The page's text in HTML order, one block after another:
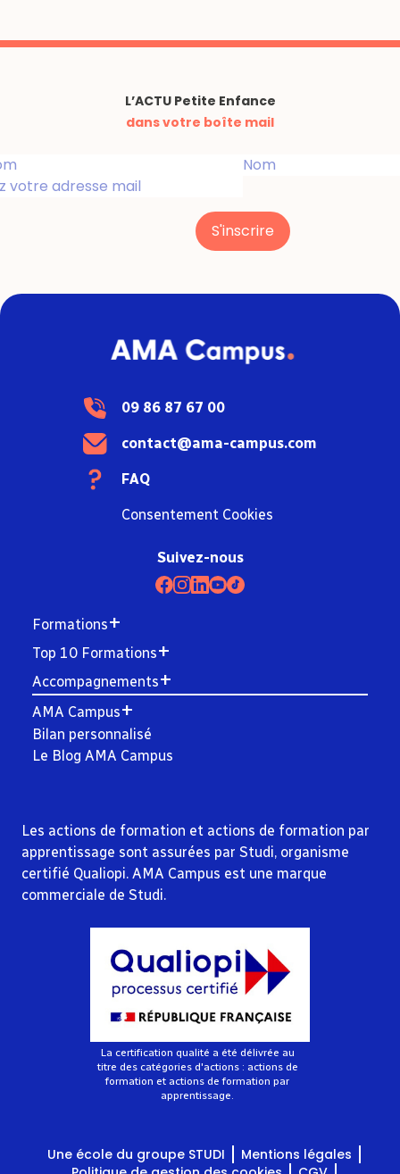
L’ACTU Petite Enfance
dans votre boîte mail
S'inscrire
09 86 87 67 00
contact@ama-campus.com
FAQ
Consentement Cookies
Suivez-nous
Formations
Top 10 Formations
Accompagnements
AMA Campus
Bilan personnalisé
Le Blog AMA Campus
Les actions de formation et actions de formation par
apprentissage sont assurées par Studi, organisme
certifié Qualiopi. AMA Campus est une marque
commerciale de Studi.
La certification qualité a été délivrée au
titre des catégories d'actions : actions de
formation et actions de formation par
apprentissage.
Une école du groupe STUDI
Mentions légales